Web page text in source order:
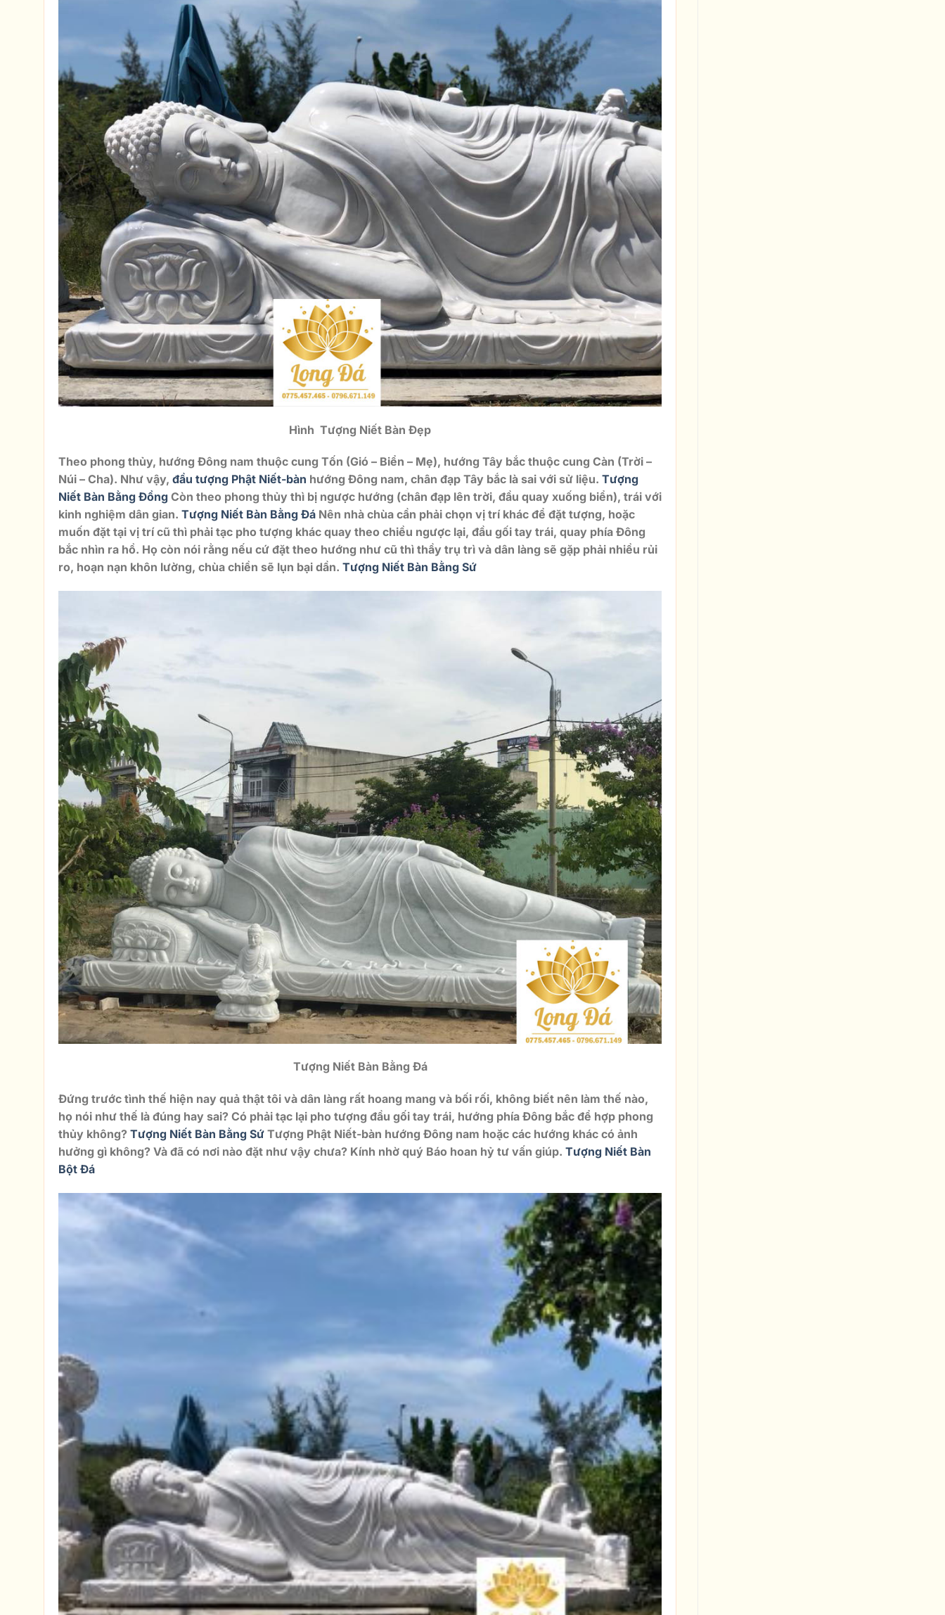
Hình Tượng Niết Bàn Đẹp
Theo phong thủy, hướng Đông nam thuộc cung Tốn (Gió – Biển – Mẹ), hướng Tây bắc thuộc cung Càn (Trời –
Núi – Cha). Như vậy, đầu tượng Phật Niết-bàn hướng Đông nam, chân đạp Tây bắc là sai với sử liệu. Tượng
Niết Bàn Bằng Đồng Còn theo phong thủy thì bị ngược hướng (chân đạp lên trời, đầu quay xuống biển), trái với
kinh nghiệm dân gian. Tượng Niết Bàn Bằng Đá Nên nhà chùa cần phải chọn vị trí khác để đặt tượng, hoặc
muốn đặt tại vị trí cũ thì phải tạc pho tượng khác quay theo chiều ngược lại, đầu gối tay trái, quay phía Đông
bắc nhìn ra hồ. Họ còn nói rằng nếu cứ đặt theo hướng như cũ thì thầy trụ trì và dân làng sẽ gặp phải nhiều rủi
ro, hoạn nạn khôn lường, chùa chiền sẽ lụn bại dần. Tượng Niết Bàn Bằng Sứ
Tượng Niết Bàn Bằng Đá
Đứng trước tình thế hiện nay quả thật tôi và dân làng rất hoang mang và bối rối, không biết nên làm thế nào,
họ nói như thế là đúng hay sai? Có phải tạc lại pho tượng đầu gối tay trái, hướng phía Đông bắc để hợp phong
thủy không? Tượng Niết Bàn Bằng Sứ Tượng Phật Niết-bàn hướng Đông nam hoặc các hướng khác có ảnh
hưởng gì không? Và đã có nơi nào đặt như vậy chưa? Kính nhờ quý Báo hoan hỷ tư vấn giúp. Tượng Niết Bàn
Bột Đá